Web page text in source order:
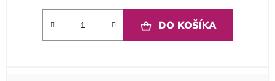
DO KOŠÍKA